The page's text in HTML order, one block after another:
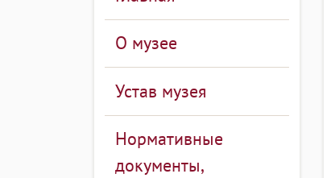
О музее
Устав музея
Нормативные
документы,